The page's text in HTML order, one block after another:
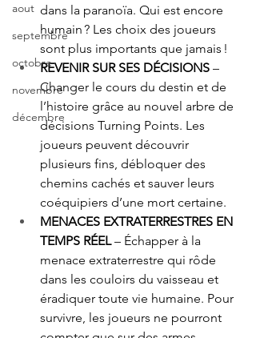
aout
septembre
octobre
novembre
décembre
dans la paranoïa. Qui est encore
humain ? Les choix des joueurs
sont plus importants que jamais !
REVENIR SUR SES DÉCISIONS –
Changer le cours du destin et de
l’histoire grâce au nouvel arbre de
décisions Turning Points. Les
joueurs peuvent découvrir
plusieurs fins, débloquer des
chemins cachés et sauver leurs
coéquipiers d’une mort certaine.
MENACES EXTRATERRESTRES EN
TEMPS RÉEL – Échapper à la
menace extraterrestre qui rôde
dans les couloirs du vaisseau et
éradiquer toute vie humaine. Pour
survivre, les joueurs ne pourront